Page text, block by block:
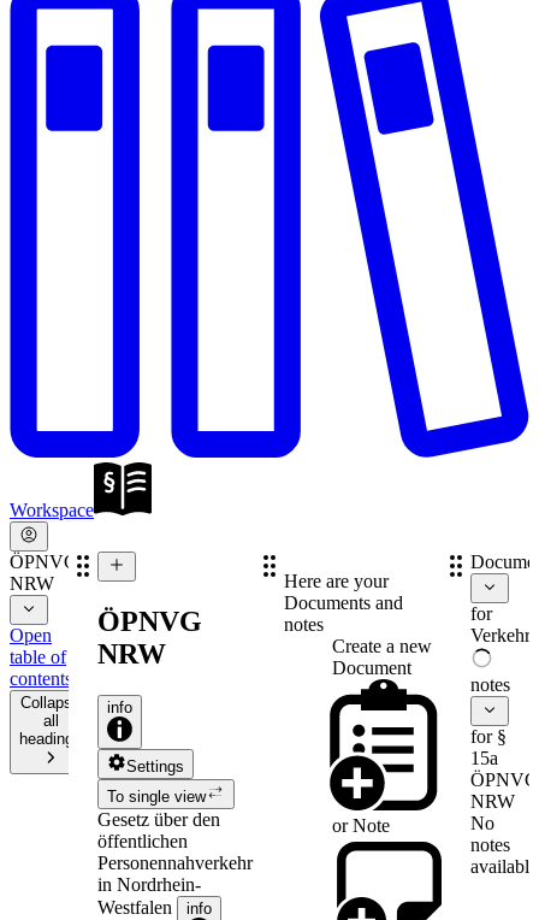
Workspace
ÖPNVG
NRW
Open
table of
contents
Collapse
all
headings
ÖPNVG
NRW
info
Settings
To single view
Gesetz über den
öffentlichen
Personennahverkehr
in Nordrhein-
Westfalen
info
Here are your
Documents and
notes
Create a new
Document
orNote
for
notes
for §
15a
ÖPNVG
NRW
No
notes